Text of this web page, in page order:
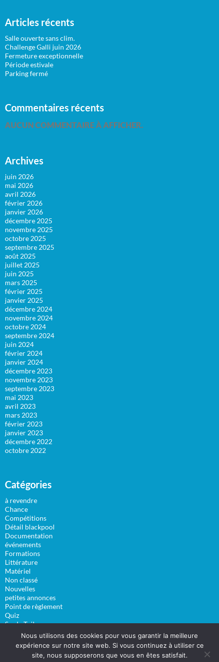
Articles récents
Salle ouverte sans clim.
Challenge Galli juin 2026
Fermeture exceptionnelle
Période estivale
Parking fermé
Commentaires récents
AUCUN COMMENTAIRE À AFFICHER.
Archives
juin 2026
mai 2026
avril 2026
février 2026
janvier 2026
décembre 2025
novembre 2025
octobre 2025
septembre 2025
août 2025
juillet 2025
juin 2025
mars 2025
février 2025
janvier 2025
décembre 2024
novembre 2024
octobre 2024
septembre 2024
juin 2024
février 2024
janvier 2024
décembre 2023
novembre 2023
septembre 2023
mai 2023
avril 2023
mars 2023
février 2023
janvier 2023
décembre 2022
octobre 2022
Catégories
à revendre
Chance
Compétitions
Détail blackpool
Documentation
événements
Formations
Littérature
Matériel
Non classé
Nouvelles
petites annonces
Point de règlement
Quiz
Sur la Toile
VidéosNous utilisons des cookies pour vous garantir la meilleure
expérience sur notre site web. Si vous continuez à utiliser ce
site, nous supposerons que vous en êtes satisfait.